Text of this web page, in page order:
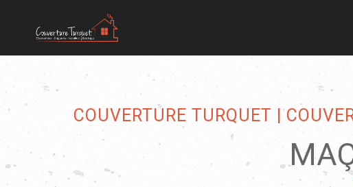
COUVERTURE TURQUET |